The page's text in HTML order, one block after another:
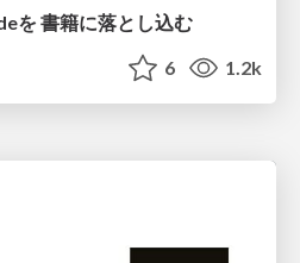
を 書籍に落とし込む
6 1.2k